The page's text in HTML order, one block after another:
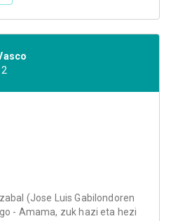
(Jose Luis Gabilondoren
- Amama, zuk hazi eta hezi